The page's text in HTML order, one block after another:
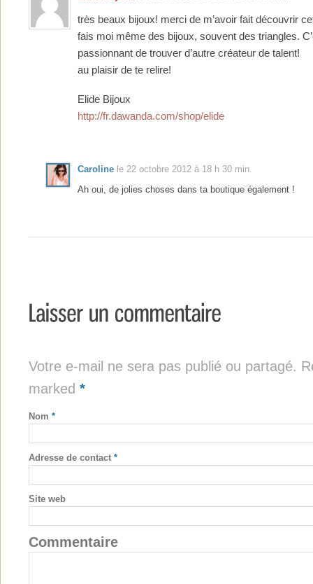
très beaux bijoux! merci de m’avoir fait découvrir
fais moi même des bijoux, souvent des triangles.
passionnant de trouver d’autre créateur de talent!
au plaisir de te relire!
Elide Bijoux
http://fr.dawanda.com/shop/elide
Caroline le 22 octobre 2012 à 18 h 30 min.
Ah oui, de jolies choses dans ta boutique également !
Votre e-mail ne sera pas publié ou partagé.
marked *
Nom *
Adresse de contact *
Site web
Commentaire